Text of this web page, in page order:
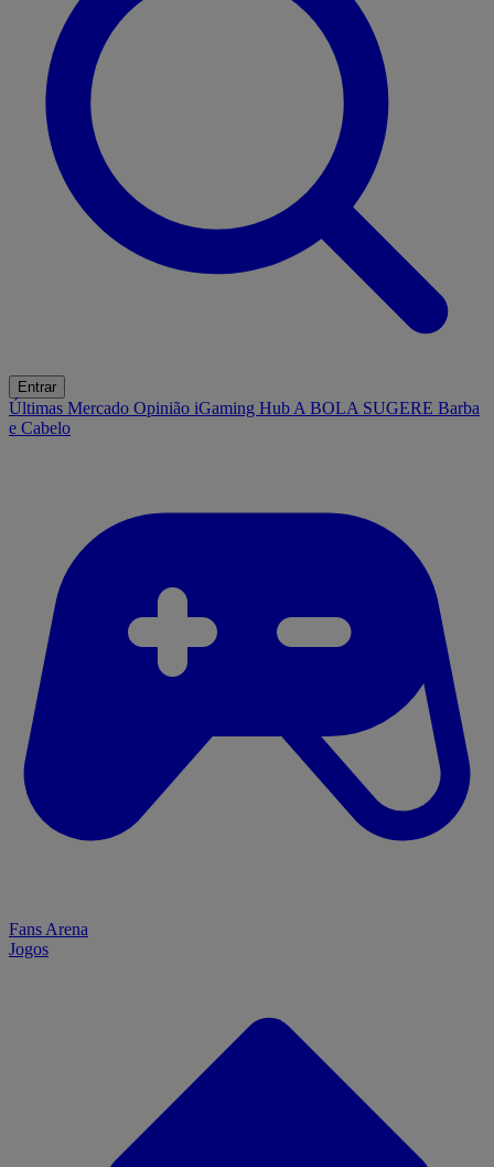
Entrar
Últimas Mercado Opinião iGaming Hub A BOLA SUGERE Barba
e Cabelo
Fans Arena
Jogos